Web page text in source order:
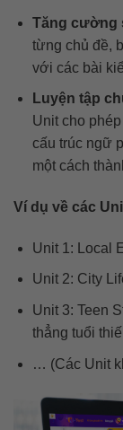
Tăng cường
từng chủ đề,
với các bài
Luyện tập
Unit cho
cấu trúc ngữ
một cách
Ví dụ về các
Unit 1: Local
Unit 2: City
Unit 3: Teen
thẳng tuổi
… (Các Unit